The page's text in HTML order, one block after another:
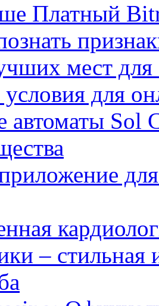
Платный
мест для
для
автоматы Sol
– стильная